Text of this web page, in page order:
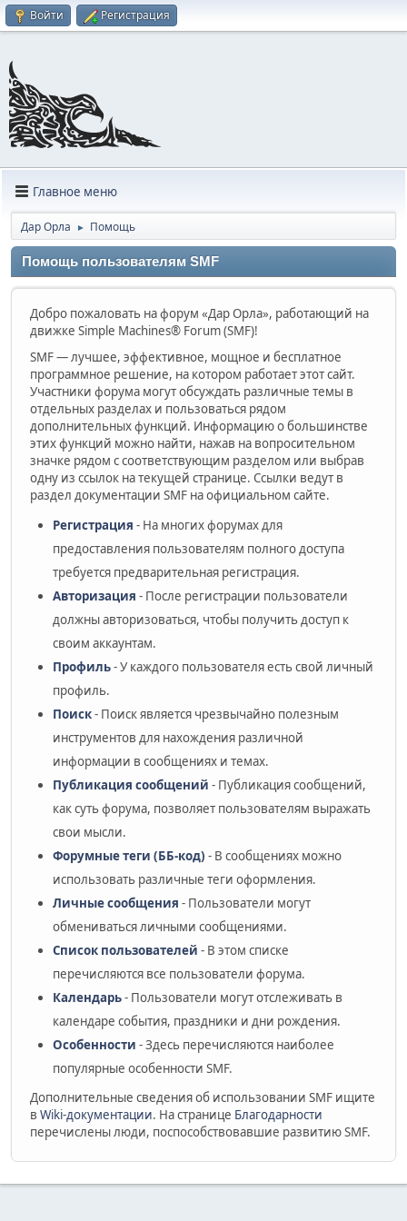
Войти Регистрация
Главное меню
Дар Орла ► Помощь
Помощь пользователям SMF
Добро пожаловать на форум «Дар Орла», работающий на
движке Simple Machines® Forum (SMF)!
SMF — лучшее, эффективное, мощное и бесплатное
программное решение, на котором работает этот сайт.
Участники форума могут обсуждать различные темы в
отдельных разделах и пользоваться рядом
дополнительных функций. Информацию о большинстве
этих функций можно найти, нажав на вопросительном
значке рядом с соответствующим разделом или выбрав
одну из ссылок на текущей странице. Ссылки ведут в
раздел документации SMF на официальном сайте.
Регистрация - На многих форумах для
предоставления пользователям полного доступа
требуется предварительная регистрация.
Авторизация - После регистрации пользователи
должны авторизоваться, чтобы получить доступ к
своим аккаунтам.
Профиль- У каждого пользователя есть свой личный
профиль.
Поиск- Поиск является чрезвычайно полезным
инструментов для нахождения различной
информации в сообщениях и темах.
Публикация сообщений - Публикация сообщений,
как суть форума, позволяет пользователям выражать
свои мысли.
Форумные теги (ББ-код) - В сообщениях можно
использовать различные теги оформления.
Личные сообщения - Пользователи могут
обмениваться личными сообщениями.
Список пользователей - В этом списке
перечисляются все пользователи форума.
Календарь- Пользователи могут отслеживать в
календаре события, праздники и дни рождения.
Особенности - Здесь перечисляются наиболее
популярные особенности SMF.
Дополнительные сведения об использовании SMF ищите
в Wiki-документации. На странице Благодарности
перечислены люди, поспособствовавшие развитию SMF.